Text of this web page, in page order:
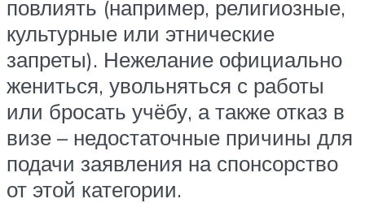
повлиять (например, религиозные,
культурные или этнические
запреты). Нежелание официально
жениться, увольняться с работы
или бросать учёбу, а также отказ в
визе – недостаточные причины для
подачи заявления на спонсорство
от этой категории.